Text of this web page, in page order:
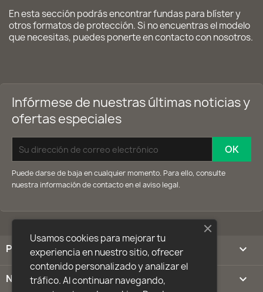
En esta sección podrás encontrar fundas para blíster y
otros formatos de protección. Si no encuentras el modelo
que necesitas, puedes ponerte encontacto con nosotros.
Infórmese de nuestras últimas noticias y
ofertas especiales
Puede darse de baja en cualquier momento. Para ello, consulte
nuestra información de contacto en el aviso legal.
PRODUCTOS 
NUESTRA EMPRESA 
Usamos cookies para mejorar tu
experiencia en nuestro sitio, ofrecer
contenido personalizado y analizar el
tráfico. Al continuar navegando,